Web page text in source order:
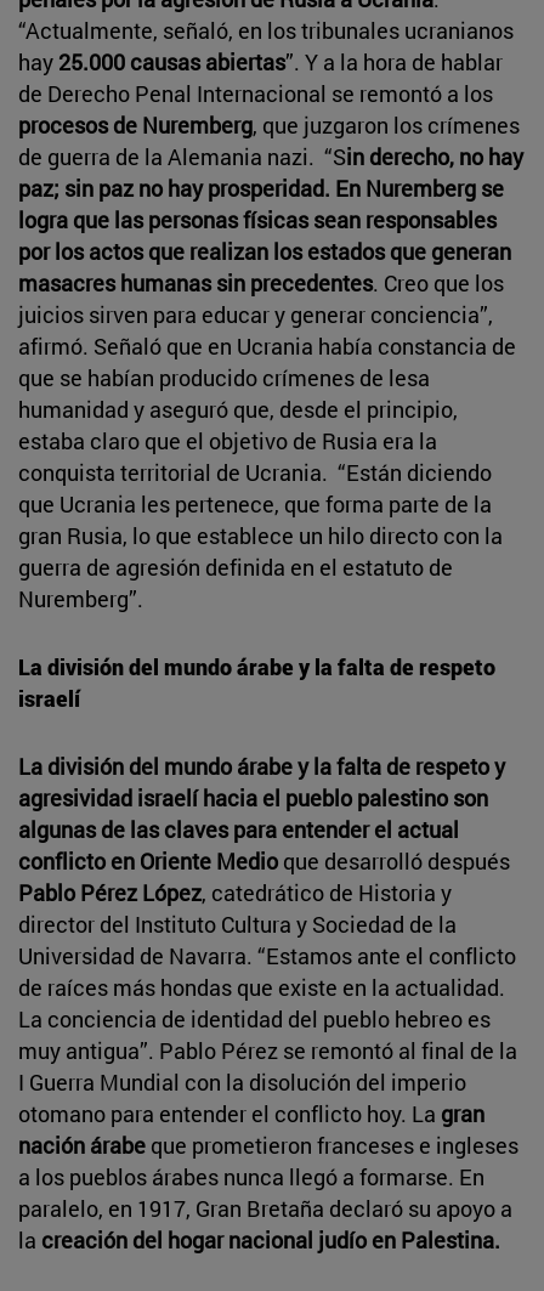
“Actualmente, señaló, en los tribunales ucranianos
hay 25.000 causas abiertas”. Y a la hora de hablar
de Derecho Penal Internacional se remontó a los
procesos de Nuremberg, que juzgaron los crímenes
de guerra de la Alemania nazi. “Sin derecho, no hay
paz; sin paz no hay prosperidad. En Nuremberg se
logra que las personas físicas sean responsables
por los actos que realizan los estados que generan
masacres humanas sin precedentes. Creo que los
juicios sirven para educar y generar conciencia”,
afirmó. Señaló que en Ucrania había constancia de
que se habían producido crímenes de lesa
humanidad y aseguró que, desde el principio,
estaba claro que el objetivo de Rusia era la
conquista territorial de Ucrania. “Están diciendo
que Ucrania les pertenece, que forma parte de la
gran Rusia, lo que establece un hilo directo con la
guerra de agresión definida en el estatuto de
Nuremberg”.
La división del mundo árabe y la falta de respeto
israelí
La división del mundo árabe y la falta de respeto y
agresividad israelí hacia el pueblo palestino son
algunas de las claves para entender el actual
conflicto en Oriente Medio que desarrolló después
Pablo Pérez López, catedrático de Historia y
director del Instituto Cultura y Sociedad de la
Universidad de Navarra. “Estamos ante el conflicto
de raíces más hondas que existe en la actualidad.
La conciencia de identidad del pueblo hebreo es
muy antigua”. Pablo Pérez se remontó al final de la
I Guerra Mundial con la disolución del imperio
otomano para entender el conflicto hoy. La gran
nación árabe que prometieron franceses e ingleses
a los pueblos árabes nunca llegó a formarse. En
paralelo, en 1917, Gran Bretaña declaró su apoyo a
la creación del hogar nacional judío en Palestina.